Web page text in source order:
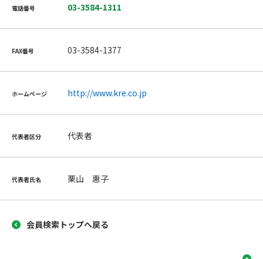
電話番号 03-3584-1311
FAX番号 03-3584-1377
ホームページ http://www.kre.co.jp
代表者区分 代表者
代表者氏名 栗山 惠子
会員検索トップへ戻る